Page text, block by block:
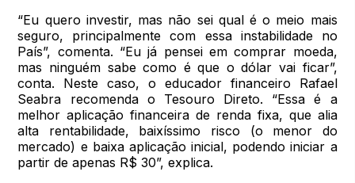
“Eu quero investir, mas não sei qual é o meio mais
seguro, principalmente com essa instabilidade no
País”, comenta. “Eu já pensei em comprar moeda,
mas ninguém sabe como é que o dólar vai ficar”,
conta. Neste caso, o educador financeiro Rafael
Seabra recomenda o Tesouro Direto. “Essa é a
melhor aplicação financeira de renda fixa, que alia
alta rentabilidade, baixíssimo risco (o menor do
mercado) e baixa aplicação inicial, podendo iniciar a
partir de apenas R$ 30”, explica.